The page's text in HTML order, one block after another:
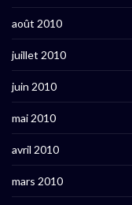
août 2010
juillet 2010
juin 2010
mai 2010
avril 2010
mars 2010